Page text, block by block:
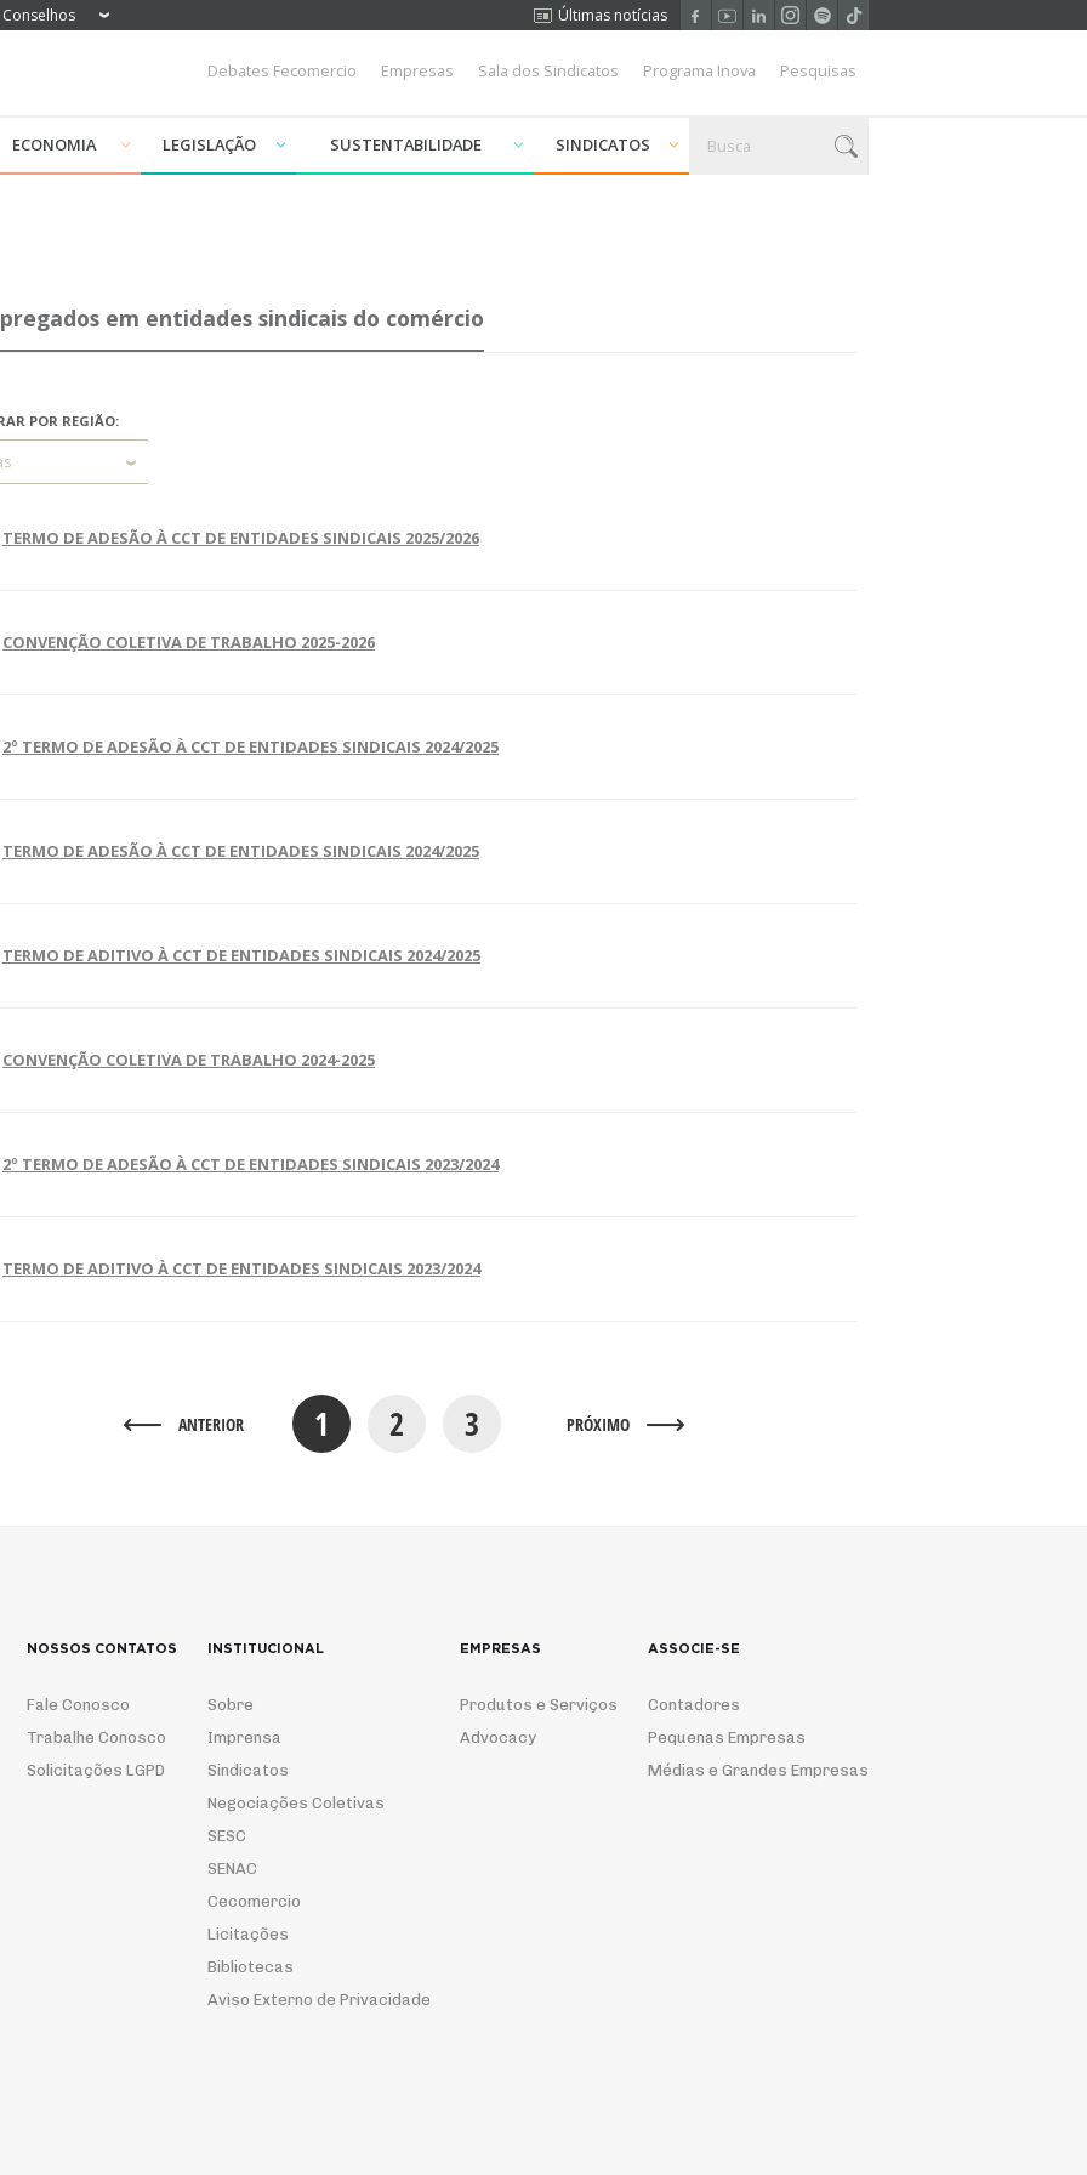
Conselhos Últimas notícias
Debates Fecomercio Empresas Sala dos Sindicatos Programa Inova Pesquisas
ECONOMIA LEGISLAÇÃO SUSTENTABILIDADE SINDICATOS
em entidades sindicais do comércio
POR REGIÃO:
TERMO DE ADESÃO À CCT DE ENTIDADES SINDICAIS 2025/2026
CONVENÇÃO COLETIVA DE TRABALHO 2025-2026
2º TERMO DE ADESÃO À CCT DE ENTIDADES SINDICAIS 2024/2025
TERMO DE ADESÃO À CCT DE ENTIDADES SINDICAIS 2024/2025
TERMO DE ADITIVO À CCT DE ENTIDADES SINDICAIS 2024/2025
CONVENÇÃO COLETIVA DE TRABALHO 2024-2025
2º TERMO DE ADESÃO À CCT DE ENTIDADES SINDICAIS 2023/2024
TERMO DE ADITIVO À CCT DE ENTIDADES SINDICAIS 2023/2024
ANTERIOR 1 2 3 PRÓXIMO
NOSSOS CONTATOS
Fale Conosco
Trabalhe Conosco
Solicitações LGPD
INSTITUCIONAL
Sobre
Imprensa
Sindicatos
Negociações Coletivas
SESC
SENAC
Cecomercio
Licitações
Bibliotecas
Aviso Externo de Privacidade
EMPRESAS
Produtos e Serviços
Advocacy
ASSOCIE-SE
Contadores
Pequenas Empresas
Médias e Grandes Empresas